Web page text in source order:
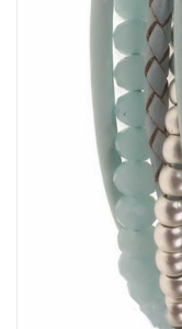
ON THE BEACH
Ohlala Jewels
LIFESTYLE PRODUCTEN